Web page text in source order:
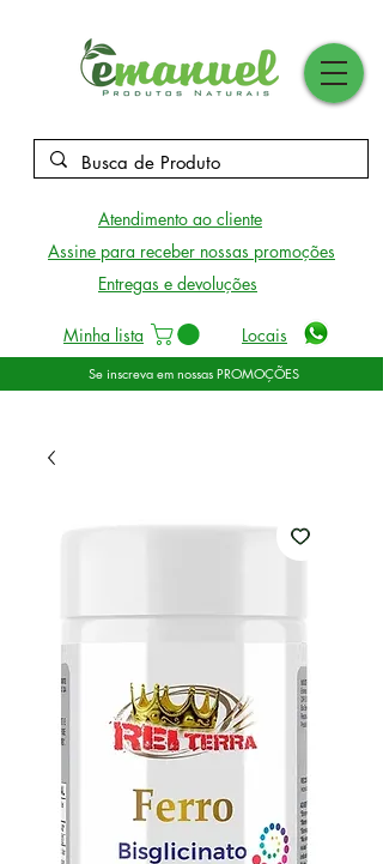
Se inscreva em nossas PROMOÇÕES
Atendimento ao cliente
Assine para receber nossas promoções
Entregas e devoluções
Minha lista Locais